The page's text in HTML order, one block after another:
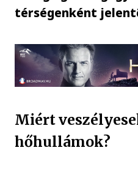
térségenként
Miért
hőhullámok?